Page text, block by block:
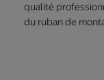
qualité
du ruban de